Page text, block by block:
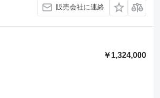
販売会社に連絡
￥1,324,000